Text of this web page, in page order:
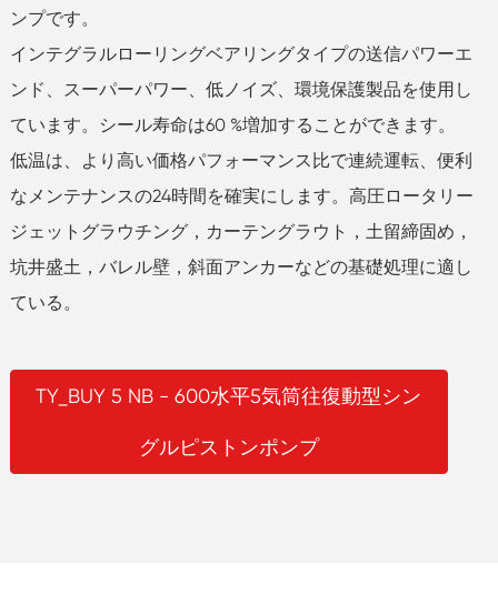
ンプです。
インテグラルローリングベアリングタイプの送信パワーエ
ンド、スーパーパワー、低ノイズ、環境保護製品を使用し
ています。シール寿命は60 %増加することができます。
低温は、より高い価格パフォーマンス比で連続運転、便利
なメンテナンスの24時間を確実にします。高圧ロータリー
ジェットグラウチング，カーテングラウト，土留締固め，
坑井盛土，バレル壁，斜面アンカーなどの基礎処理に適し
ている。
TY_BUY 5 NB - 600水平5気筒往復動型シン
グルピストンポンプ